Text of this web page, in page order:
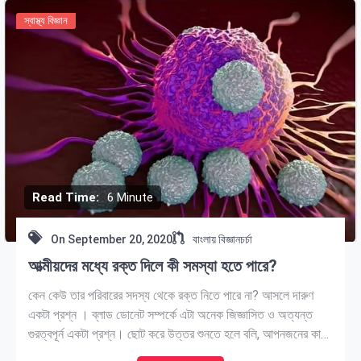
Read Time: 6 Minute
স্বাস্থ্য বিজ্ঞান
On September 20, 2020 বাংলায় বিজ্ঞানচর্চা
আত্মীয়দের মধ্যে রক্ত দিলে কী সমস্যা হতে পারে?
কেন কেউ তার পরিবারের সদস্য থেকে রক্ত নিতে পারে না? আসলে দারুণ
একটা প্রশ্ন । ব্লাড ডোনেট সম্পর্কে এটা অনেক জিজ্ঞাসিত ও অত্যন্ত
গুরত্বপূর্ন একটা প্রশ্ন। ছোট করে উত্তর শুনতে হলে বলি, আপনজনের কাছ
থেকে রক্ত নিলে “transfusion-associated graft versus